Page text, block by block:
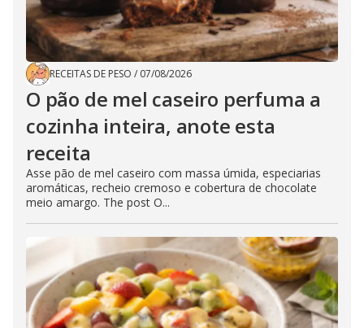
RECEITAS DE PESO / 07/08/2026
O pão de mel caseiro perfuma a
cozinha inteira, anote esta
receita
Asse pão de mel caseiro com massa úmida, especiarias
aromáticas, recheio cremoso e cobertura de chocolate
meio amargo. The post O...